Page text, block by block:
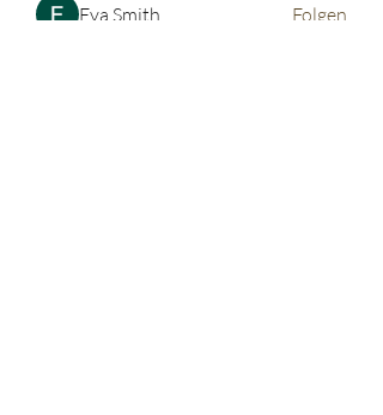
Eva Smith
Folgen